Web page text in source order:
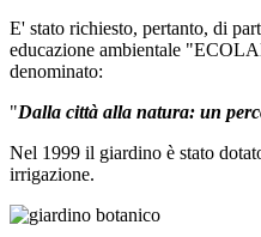
E' stato richiesto, pertanto, di
educazione ambientale
denominato:
"Dalla città alla natura: un
Nel 1999 il giardino è stato
irrigazione.